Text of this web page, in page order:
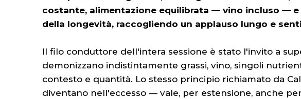
costante, alimentazione equilibrata — vino incluso —
della longevità, raccogliendo un applauso lungo e
Il filo conduttore dell'intera sessione è stato l'invito a
demonizzano indistintamente grassi, vino, singoli
contesto e quantità. Lo stesso principio richiamato da
diventano nell'eccesso — vale, per estensione, anche